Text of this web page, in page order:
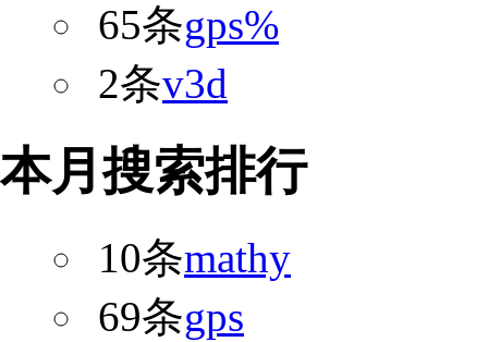
65条gps%
2条v3d
本月搜索排行
10条mathy
69条gps